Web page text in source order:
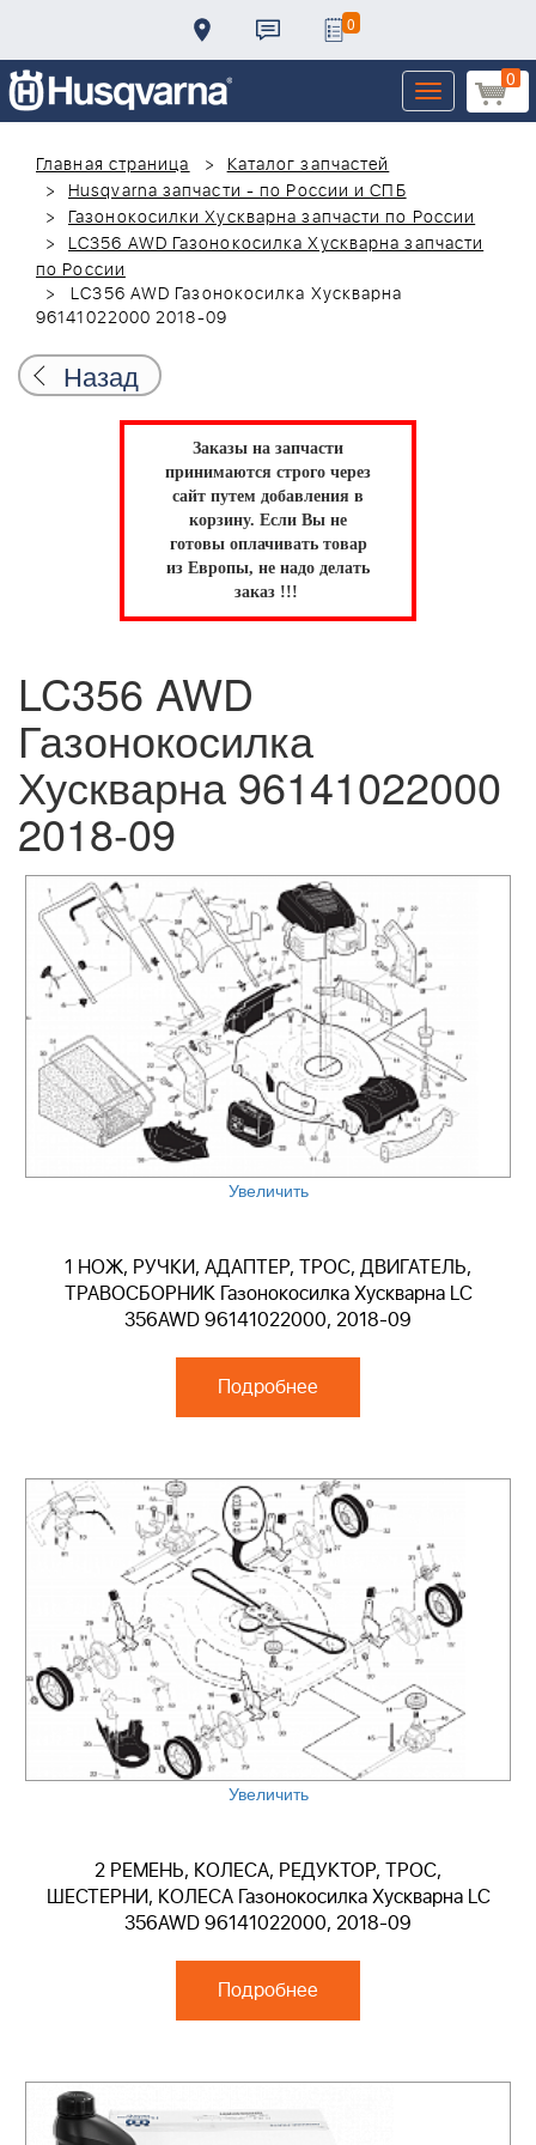
0
0
Toggle
navigation
Главная страница
Каталог запчастей
Husqvarna запчасти - по России и СПБ
Газонокосилки Хускварна запчасти по России
LC356 AWD Газонокосилка Хускварна запчасти
по России
LC356 AWD Газонокосилка Хускварна
96141022000 2018-09
Назад
Заказы на запчасти
принимаются строго через
сайт путем добавления в
корзину. Если Вы не
готовы оплачивать товар
из Европы, не надо делать
заказ !!!
LC356 AWD
Газонокосилка
Хускварна 96141022000
2018-09
Увеличить
1 НОЖ, РУЧКИ, АДАПТЕР, ТРОС, ДВИГАТЕЛЬ,
ТРАВОСБОРНИК Газонокосилка Хускварна LC
356AWD 96141022000, 2018-09
Подробнее
Увеличить
2 РЕМЕНЬ, КОЛЕСА, РЕДУКТОР, ТРОС,
ШЕСТЕРНИ, КОЛЕСА Газонокосилка Хускварна LC
356AWD 96141022000, 2018-09
Подробнее